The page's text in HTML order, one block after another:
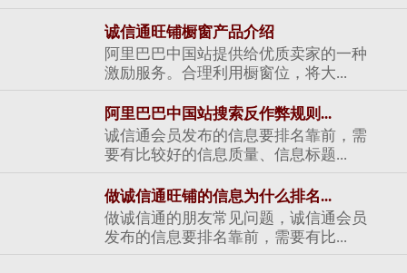
诚信通旺铺橱窗产品介绍
阿里巴巴中国站提供给优质卖家的一种
激励服务。合理利用橱窗位，将大...
阿里巴巴中国站搜索反作弊规则...
诚信通会员发布的信息要排名靠前，需
要有比较好的信息质量、信息标题...
做诚信通旺铺的信息为什么排名...
做诚信通的朋友常见问题，诚信通会员
发布的信息要排名靠前，需要有比...